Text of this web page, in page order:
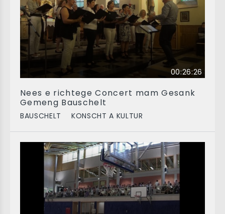
00:26:26
Nees e richtege Concert mam Gesank
Gemeng Bauschelt
BAUSCHELT KONSCHT A KULTUR